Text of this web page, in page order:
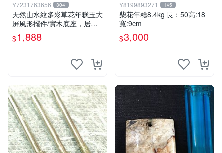
Y7231763656 304
天然山水紋多彩草花年糕玉大
屏風形擺件/實木底座，居家
藝術擺件超好看，珍藏品便宜
出清，重約2650公克，只有
$1,888
Y8199893271 145
柴花年糕8.4kg 長：50高:18
寬:9cm
$3,000